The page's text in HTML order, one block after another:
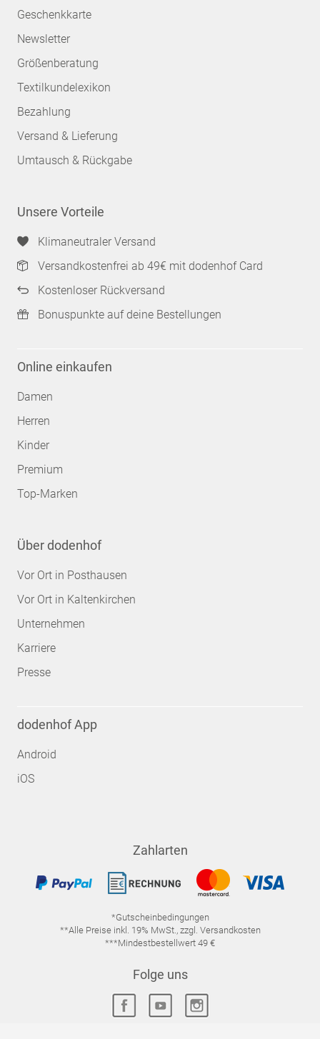
Geschenkkarte
Newsletter
Größenberatung
Textilkundelexikon
Bezahlung
Versand & Lieferung
Umtausch & Rückgabe
Unsere Vorteile
Klimaneutraler Versand
Versandkostenfrei ab 49€ mit dodenhof Card
Kostenloser Rückversand
Bonuspunkte auf deine Bestellungen
Online einkaufen
Damen
Herren
Kinder
Premium
Top-Marken
Über dodenhof
Vor Ort in Posthausen
Vor Ort in Kaltenkirchen
Unternehmen
Karriere
Presse
dodenhof App
Android
iOS
Zahlarten
*Gutscheinbedingungen
**Alle Preise inkl. 19% MwSt., zzgl. Versandkosten
***Mindestbestellwert 49 €
Folge uns